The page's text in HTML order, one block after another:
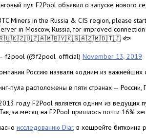
пул F2Pool объявил о запуске нового
Miners in the Russia & CIS region, please
in Moscow, Russia, for improved
🐟
f2pool (@f2pool_official) November 13, 2019
Россию назвали «одним из важнейших
пула расположены в пяти странах — России,
году F2Pool является одним из ведущих
за месяц на F2Pool пришлось почти 16%
исследованию Diar, в хешрейте биткоина